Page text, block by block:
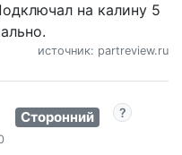
на калину 5
источник: partreview.ru
Сторонний